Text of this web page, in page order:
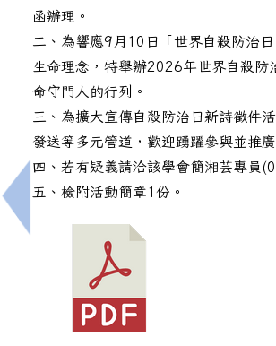
上一筆：轉知115年度臺南市政府社會
函辦理。
二、為響應9月10日「世界自殺防治
生命理念，特舉辦2026年世界自殺防
命守門人的行列。
三、為擴大宣傳自殺防治日新詩徵件
發送等多元管道，歡迎踴躍參與並推
四、若有疑義請洽該學會簡湘芸專員
五、檢附活動簡章1份。